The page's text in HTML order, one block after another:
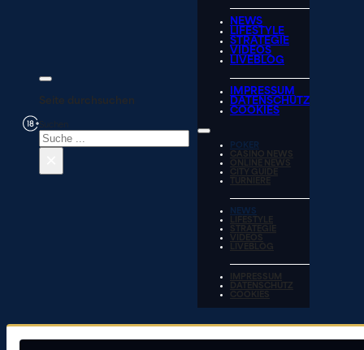
Seite durchsuchen
NEWS
LIFESTYLE
STRATEGIE
VIDEOS
LIVEBLOG
IMPRESSUM
DATENSCHUTZ
COOKIES
POKER
CASINO NEWS
ONLINE NEWS
CITY GUIDE
TURNIERE
NEWS
LIFESTYLE
STRATEGIE
VIDEOS
LIVEBLOG
IMPRESSUM
DATENSCHUTZ
COOKIES